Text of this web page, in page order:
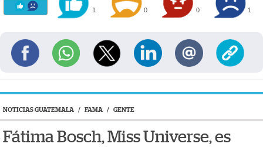
1 0 0 1
NOTICIAS GUATEMALA / FAMA / GENTE
Fátima Bosch, Miss Universe, es